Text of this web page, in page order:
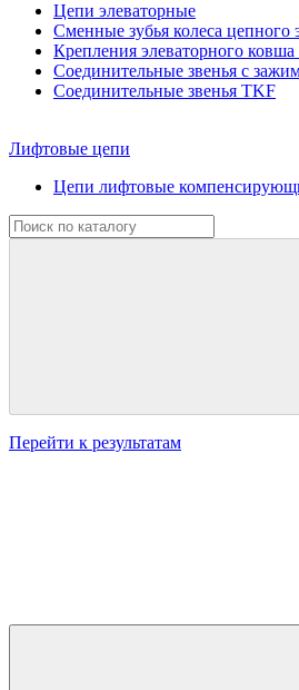
Цепи элеваторные
Сменные зубья колеса цепного
Крепления элеваторного
Соединительные звенья с
Соединительные звенья TKF
Лифтовые цепи
Цепи лифтовые
Перейти к результатам